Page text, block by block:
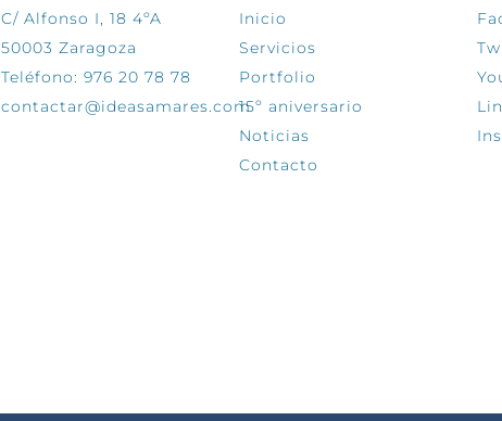
C/ Alfonso I, 18 4ºA
50003 Zaragoza
Teléfono: 976 20 78 78
contactar@ideasamares.com
Inicio
Servicios
Portfolio
15º aniversario
Noticias
Contacto